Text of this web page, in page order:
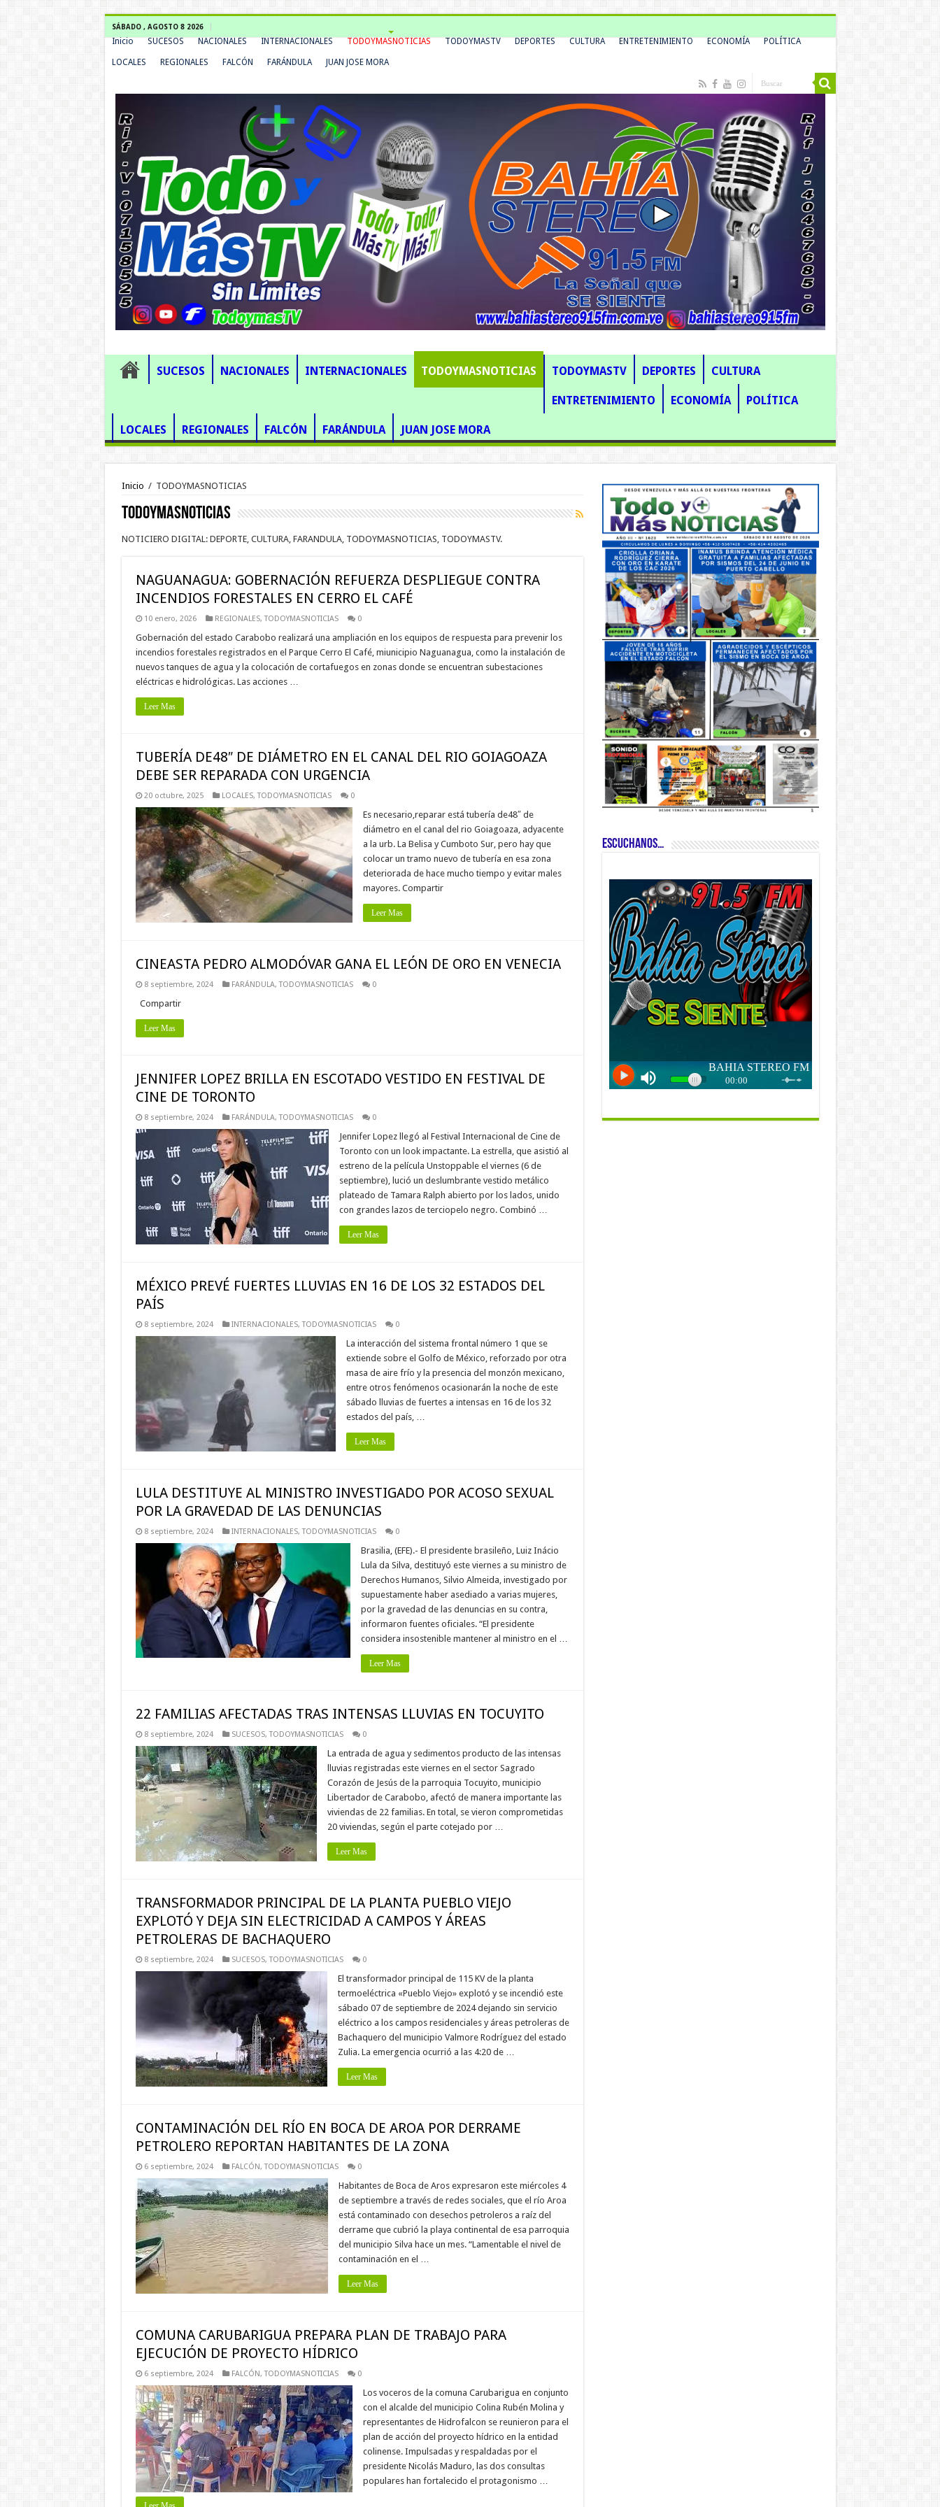
SÁBADO , AGOSTO 8 2026
Inicio SUCESOS NACIONALES INTERNACIONALES TODOYMASNOTICIAS TODOYMASTV DEPORTES CULTURA ENTRETENIMIENTO ECONOMÍA POLÍTICA
LOCALES REGIONALES FALCÓN FARÁNDULA JUAN JOSE MORA
SUCESOS NACIONALES INTERNACIONALES TODOYMASNOTICIAS TODOYMASTV DEPORTES CULTURA
ENTRETENIMIENTO ECONOMÍA POLÍTICA
LOCALES REGIONALES FALCÓN FARÁNDULA JUAN JOSE MORA
Inicio / TODOYMASNOTICIAS
TODOYMASNOTICIAS
NOTICIERO DIGITAL: DEPORTE, CULTURA, FARANDULA, TODOYMASNOTICIAS, TODOYMASTV.
NAGUANAGUA: GOBERNACIÓN REFUERZA DESPLIEGUE CONTRA
INCENDIOS FORESTALES EN CERRO EL CAFÉ
10 enero, 2026 REGIONALES,TODOYMASNOTICIAS 0
Gobernación del estado Carabobo realizará una ampliación en los equipos de respuesta para prevenir los
incendios forestales registrados en el Parque Cerro El Café, miunicipio Naguanagua, como la instalación de
nuevos tanques de agua y la colocación de cortafuegos en zonas donde se encuentran subestaciones
eléctricas e hidrológicas. Las acciones …
Leer Mas
TUBERÍA DE48″ DE DIÁMETRO EN EL CANAL DEL RIO GOIAGOAZA
DEBE SER REPARADA CON URGENCIA
20 octubre, 2025 LOCALES,TODOYMASNOTICIAS 0
Es necesario,reparar está tubería de48″ de
diámetro en el canal del rio Goiagoaza, adyacente
a la urb. La Belisa y Cumboto Sur, pero hay que
colocar un tramo nuevo de tubería en esa zona
deteriorada de hace mucho tiempo y evitar males
mayores. Compartir
Leer Mas
CINEASTA PEDRO ALMODÓVAR GANA EL LEÓN DE ORO EN VENECIA
8 septiembre, 2024 FARÁNDULA,TODOYMASNOTICIAS 0
Compartir
Leer Mas
JENNIFER LOPEZ BRILLA EN ESCOTADO VESTIDO EN FESTIVAL DE
CINE DE TORONTO
8 septiembre, 2024 FARÁNDULA,TODOYMASNOTICIAS 0
Jennifer Lopez llegó al Festival Internacional de Cine de
Toronto con un look impactante. La estrella, que asistió al
estreno de la película Unstoppable el viernes (6 de
septiembre), lució un deslumbrante vestido metálico
plateado de Tamara Ralph abierto por los lados, unido
con grandes lazos de terciopelo negro. Combinó …
Leer Mas
MÉXICO PREVÉ FUERTES LLUVIAS EN 16 DE LOS 32 ESTADOS DEL
PAÍS
8 septiembre, 2024 INTERNACIONALES,TODOYMASNOTICIAS 0
La interacción del sistema frontal número 1 que se
extiende sobre el Golfo de México, reforzado por otra
masa de aire frío y la presencia del monzón mexicano,
entre otros fenómenos ocasionarán la noche de este
sábado lluvias de fuertes a intensas en 16 de los 32
estados del país, …
Leer Mas
LULA DESTITUYE AL MINISTRO INVESTIGADO POR ACOSO SEXUAL
POR LA GRAVEDAD DE LAS DENUNCIAS
8 septiembre, 2024 INTERNACIONALES,TODOYMASNOTICIAS 0
Brasilia, (EFE).- El presidente brasileño, Luiz Inácio
Lula da Silva, destituyó este viernes a su ministro de
Derechos Humanos, Silvio Almeida, investigado por
supuestamente haber asediado a varias mujeres,
por la gravedad de las denuncias en su contra,
informaron fuentes oficiales. “El presidente
considera insostenible mantener al ministro en el …
Leer Mas
22 FAMILIAS AFECTADAS TRAS INTENSAS LLUVIAS EN TOCUYITO
8 septiembre, 2024 SUCESOS,TODOYMASNOTICIAS 0
La entrada de agua y sedimentos producto de las intensas
lluvias registradas este viernes en el sector Sagrado
Corazón de Jesús de la parroquia Tocuyito, municipio
Libertador de Carabobo, afectó de manera importante las
viviendas de 22 familias. En total, se vieron comprometidas
20 viviendas, según el parte cotejado por …
Leer Mas
TRANSFORMADOR PRINCIPAL DE LA PLANTA PUEBLO VIEJO
EXPLOTÓ Y DEJA SIN ELECTRICIDAD A CAMPOS Y ÁREAS
PETROLERAS DE BACHAQUERO
8 septiembre, 2024 SUCESOS,TODOYMASNOTICIAS 0
El transformador principal de 115 KV de la planta
termoeléctrica «Pueblo Viejo» explotó y se incendió este
sábado 07 de septiembre de 2024 dejando sin servicio
eléctrico a los campos residenciales y áreas petroleras de
Bachaquero del municipio Valmore Rodríguez del estado
Zulia. La emergencia ocurrió a las 4:20 de …
Leer Mas
CONTAMINACIÓN DEL RÍO EN BOCA DE AROA POR DERRAME
PETROLERO REPORTAN HABITANTES DE LA ZONA
6 septiembre, 2024 FALCÓN,TODOYMASNOTICIAS 0
Habitantes de Boca de Aros expresaron este miércoles 4
de septiembre a través de redes sociales, que el río Aroa
está contaminado con desechos petroleros a raíz del
derrame que cubrió la playa continental de esa parroquia
del municipio Silva hace un mes. “Lamentable el nivel de
contaminación en el …
Leer Mas
COMUNA CARUBARIGUA PREPARA PLAN DE TRABAJO PARA
EJECUCIÓN DE PROYECTO HÍDRICO
6 septiembre, 2024 FALCÓN,TODOYMASNOTICIAS 0
Los voceros de la comuna Carubarigua en conjunto
con el alcalde del municipio Colina Rubén Molina y
representantes de Hidrofalcon se reunieron para el
plan de acción del proyecto hídrico en la entidad
colinense. Impulsadas y respaldadas por el
presidente Nicolás Maduro, las dos consultas
populares han fortalecido el protagonismo …
ESCUCHANOS…